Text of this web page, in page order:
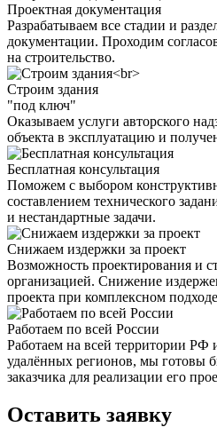
Проектная документация
Разрабатываем все стадии и
документации. Проходим
на строительство.
Строим здания
"под ключ"
Оказываем услуги авторского
объекта в эксплуатацию и
Бесплатная консультация
Поможем с выбором
составлением технического
и нестандартные задачи.
Снижаем издержки за проект
Возможность проектирования и
организацией. Снижение
проекта при комплексном
Работаем по всей России
Работаем на всей территории РФ
удалённых регионов, мы готовы
заказчика для реализации его
Оставить заявку